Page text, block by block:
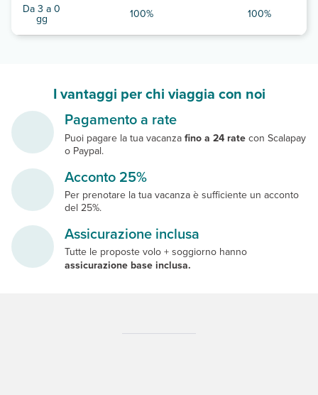
Da 3 a 0
gg 100% 100%
I vantaggi per chi viaggia con noi
Pagamento a rate
Puoi pagare la tua vacanza fino a 24 rate con Scalapay
o Paypal.
Acconto 25%
Per prenotare la tua vacanza è sufficiente un acconto
del 25%.
Assicurazione inclusa
Tutte le proposte volo + soggiorno hanno
assicurazione base inclusa.